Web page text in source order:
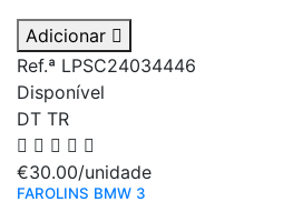
Adicionar
Ref.ª LPSC24034446
Disponível
DT TR
€30.00/unidade
FAROLINS BMW 3